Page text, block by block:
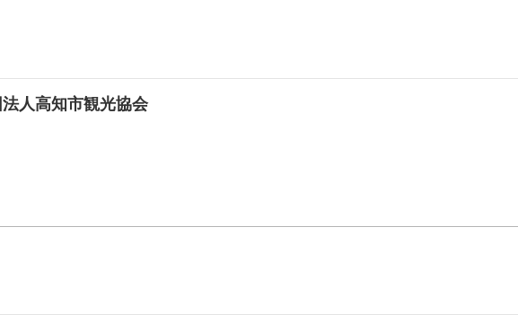
人高知市観光協会